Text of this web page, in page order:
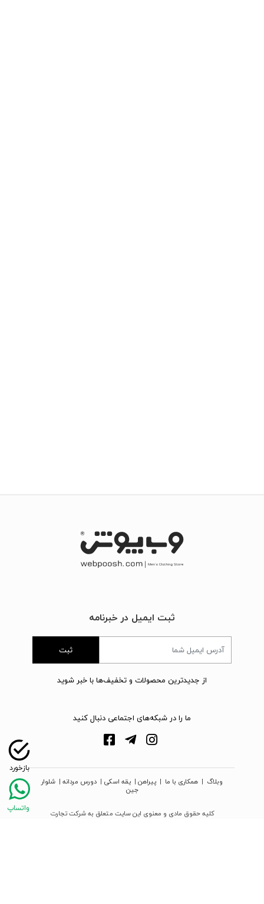
ثبت ایمیل در خبرنامه
ثبت
از جدیدترین محصولات و تخفیف‌ها با خبر شوید
ما را در شبکه‌های اجتماعی دنبال کنید
وبلاگ | همکاری با ما | پیراهن | یقه اسکی | دورس مردانه | شلوار
جین
کلیه حقوق مادی و معنوی این سایت متعلق به شرکت تجارت